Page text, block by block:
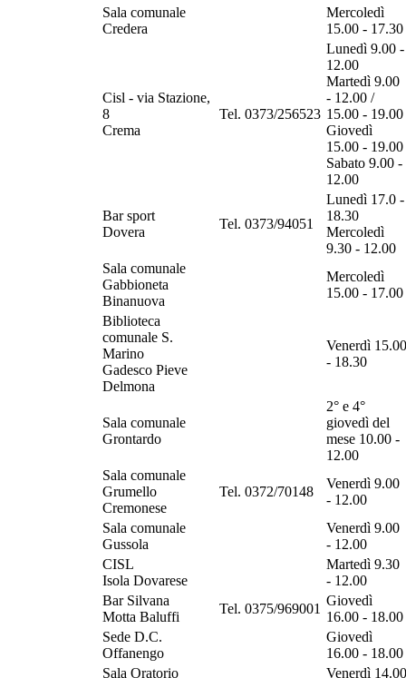
Sala comunale
Credera
Mercoledì
15.00 - 17.30
Cisl - via Stazione,
8
Crema
Tel. 0373/256523
Lunedì 9.00 -
12.00
Martedì 9.00
- 12.00 /
15.00 - 19.00
Giovedì
15.00 - 19.00
Sabato 9.00 -
12.00
Bar sport
Dovera
Tel. 0373/94051
Lunedì 17.0 -
18.30
Mercoledì
9.30 - 12.00
Sala comunale
Gabbioneta
Binanuova
Mercoledì
15.00 - 17.00
Biblioteca
comunale S.
Marino
Gadesco Pieve
Delmona
Venerdì 15.00
- 18.30
Sala comunale
Grontardo
2° e 4°
giovedì del
mese 10.00 -
12.00
Sala comunale
Grumello
Cremonese
Tel. 0372/70148
Venerdì 9.00
- 12.00
Sala comunale
Gussola
Venerdì 9.00
- 12.00
CISL
Isola Dovarese
Martedì 9.30
- 12.00
Bar Silvana
Motta Baluffi
Tel. 0375/969001
Giovedì
16.00 - 18.00
Sede D.C.
Offanengo
Giovedì
16.00 - 18.00
Sala Oratorio
Venerdì 14.00